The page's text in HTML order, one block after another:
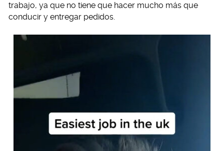
trabajo, ya que no tiene que hacer mucho más que
conducir y entregar pedidos.